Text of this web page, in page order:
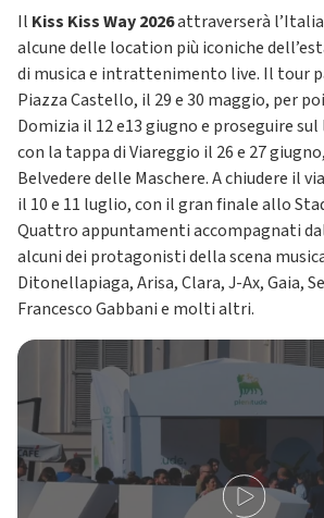
Il Kiss Kiss Way 2026attraverserà
alcune delle location più iconiche
di musica e intrattenimento live. Il tour
Piazza Castello, il 29 e 30 maggio, per
Domizia il 12 e13 giugno e proseguire
con la tappa di Viareggio il 26 e 27
Belvedere delle Maschere. A chiudere il
il 10 e 11 luglio, con il gran finale allo
Quattro appuntamenti accompagnati
alcuni dei protagonisti della scena
Ditonellapiaga, Arisa, Clara, J-Ax, Gaia,
Francesco Gabbani e molti altri.